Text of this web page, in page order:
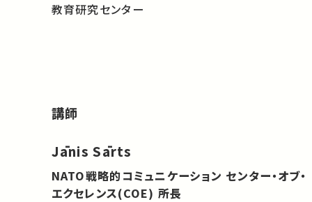
教育研究センター
講師
Jānis Sārts
NATO戦略的コミュニケーション センター・オブ・
エクセレンス(COE) 所長